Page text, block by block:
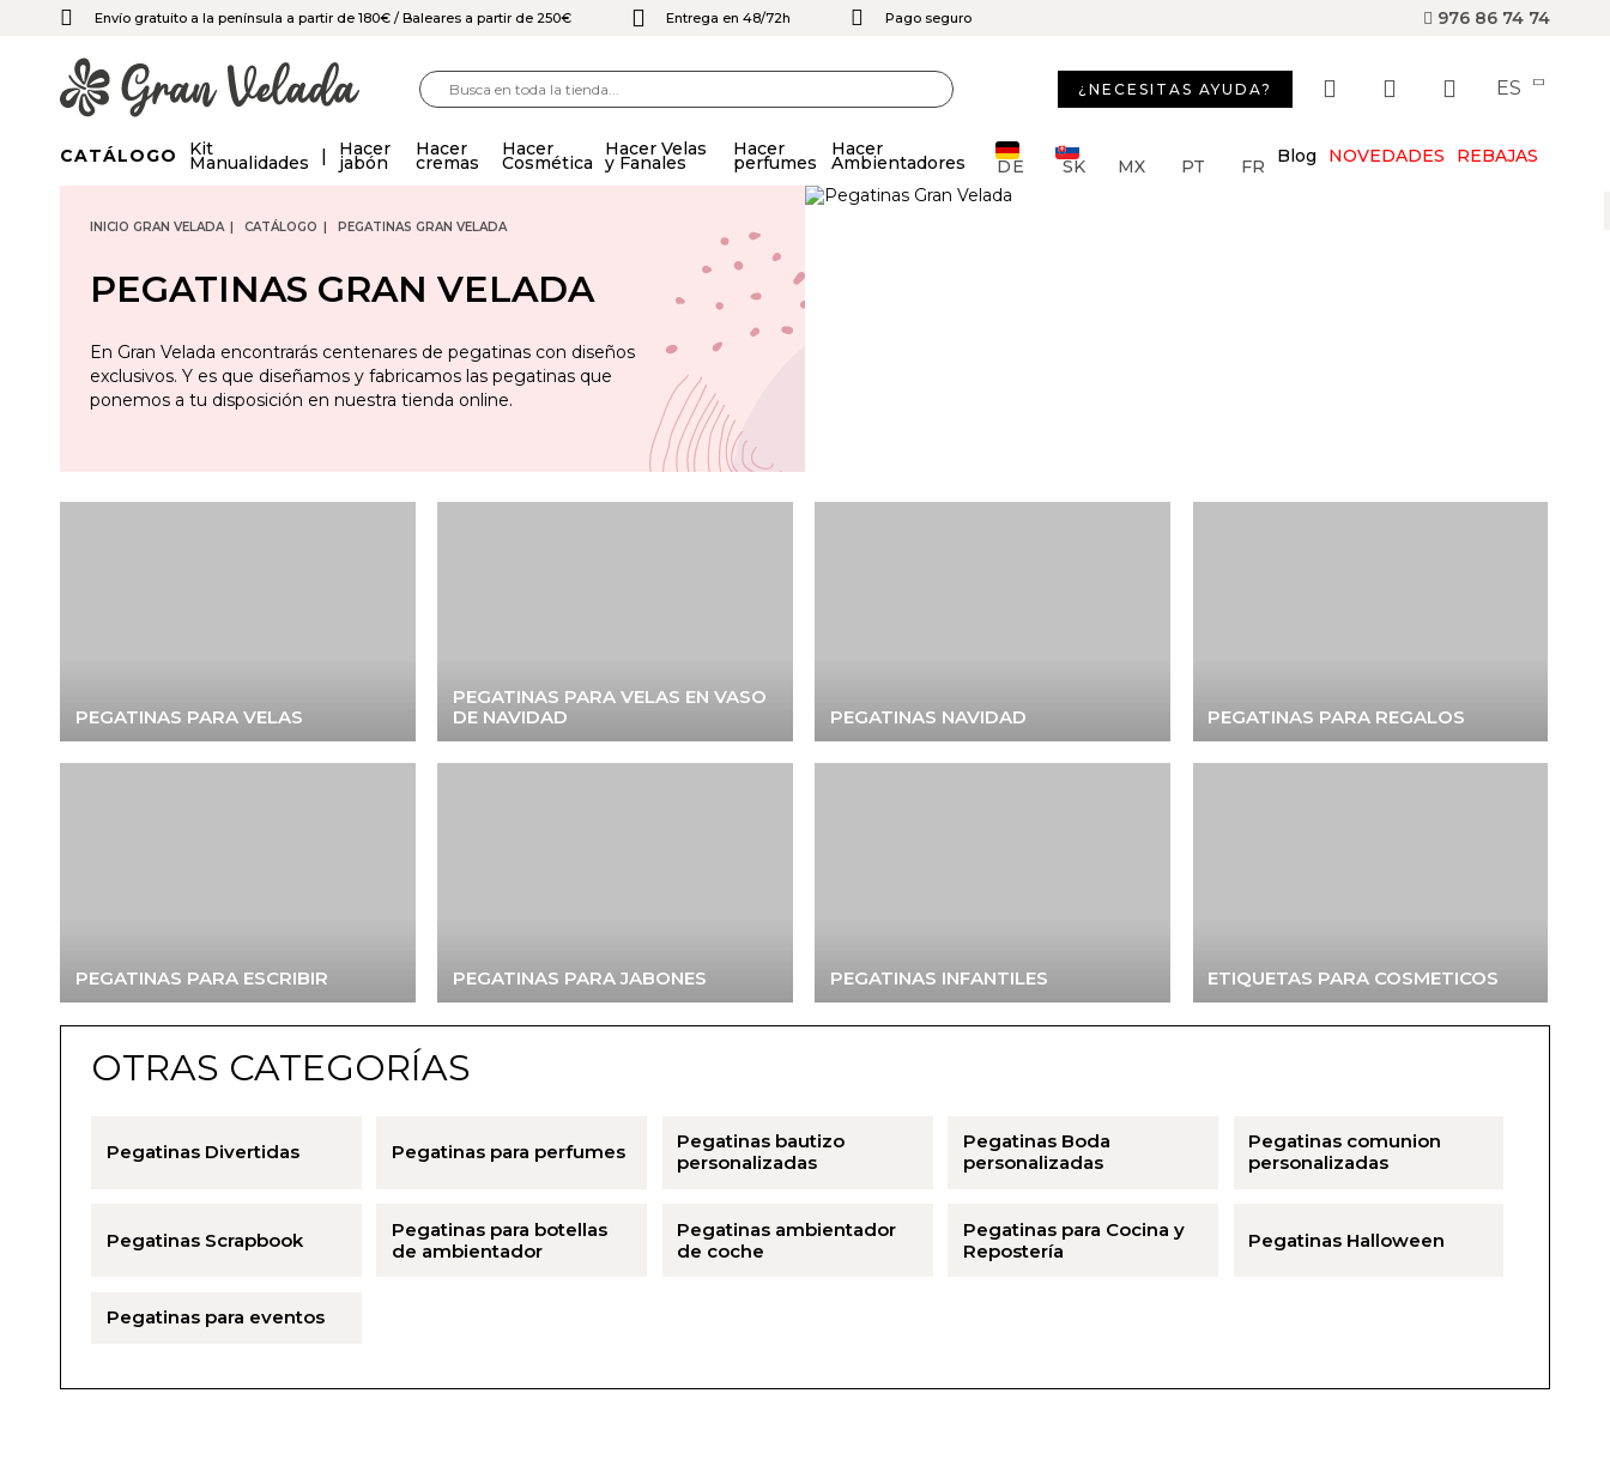
Envío gratuito a la península a partir de 180€ / Baleares a partir de 250€ Entrega en 48/72h Pago seguro 976 86 74 74
¿NECESITAS AYUDA? ES
CATÁLOGO Kit
Manualidades
Hacer
jabón
Hacer
cremas
Hacer
Cosmética
Hacer Velas
y Fanales
Hacer
perfumes
Hacer
Ambientadores DE SK MX PT FR Blog NOVEDADES REBAJAS
INICIO GRAN VELADA CATÁLOGO PEGATINAS GRAN VELADA
PEGATINAS GRAN VELADA
En Gran Velada encontrarás centenares de pegatinas con diseños
exclusivos. Y es que diseñamos y fabricamos las pegatinas que
ponemos a tu disposición en nuestra tienda online.
PEGATINAS PARA VELAS
PEGATINAS PARA VELAS EN VASO
DE NAVIDAD
PEGATINAS NAVIDAD PEGATINAS PARA REGALOS
PEGATINAS PARA ESCRIBIR PEGATINAS PARA JABONES PEGATINAS INFANTILES ETIQUETAS PARA COSMETICOS
OTRAS CATEGORÍAS
Pegatinas Divertidas Pegatinas para perfumes
Pegatinas bautizo
personalizadas
Pegatinas Boda
personalizadas
Pegatinas comunion
personalizadas
Pegatinas Scrapbook
Pegatinas para botellas
de ambientador
Pegatinas ambientador
de coche
Pegatinas para Cocina y
Repostería
Pegatinas Halloween
Pegatinas para eventos